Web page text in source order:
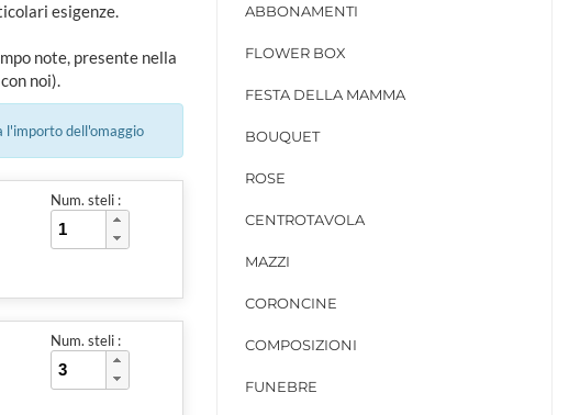
esigenze.
note, presente nella
noi).
l'importo dell'omaggio
Num. steli :
Num. steli :
ABBONAMENTI
FLOWER BOX
FESTA DELLA MAMMA
BOUQUET
ROSE
CENTROTAVOLA
MAZZI
CORONCINE
COMPOSIZIONI
FUNEBRE